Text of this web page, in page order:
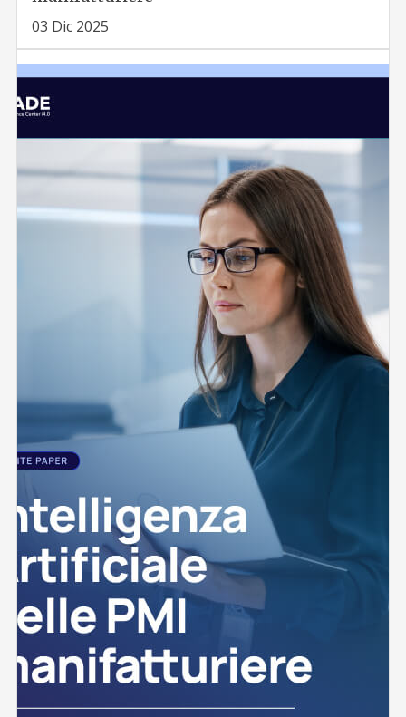
03 Dic 2025